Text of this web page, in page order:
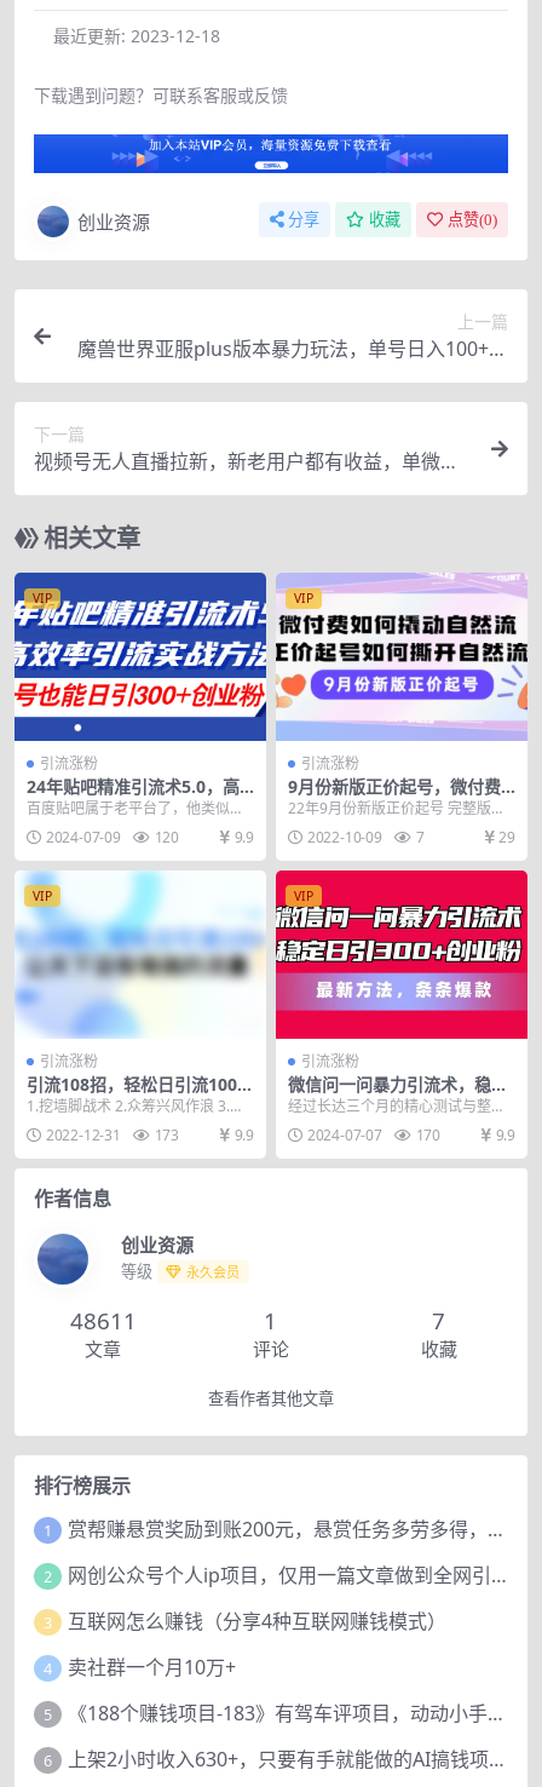
最近更新: 2023-12-18
下载遇到问题？可联系客服或反馈
创业资源 分享 收藏 点赞(0)
上一篇
魔兽世界亚服plus版本暴力玩法，单号日入100+，
可矩阵操作。
下一篇
视频号无人直播拉新，新老用户都有收益，单微信
一天50+
相关文章
VIP
引流涨粉
24年贴吧精准引流术5.0，高
效率引流实战方法，单号也能
日引300+创业粉
百度贴吧属于老平台了，他类似于
知识星球和豆瓣一样属于一个圈子
平台，在适合自己的圈...
2024-07-09 120 9.9
VIP
引流涨粉
9月份新版正价起号，微付费
如何撬动自然流，正价起号如
何撕开自然流
22年9月份新版正价起号 完整版详
细教学 微付费如何撬动自然流量 正
价起号如何撕...
2022-10-09 7 29
VIP
引流涨粉
引流108招，轻松日引流100
+人，让天下没有难搞的流量
1.挖墙脚战术 2.众筹兴风作浪 3.公
众号截流 4.微博投广告 5.知乎装羊
玩...2022-12-31 173 9.9
VIP
引流涨粉
微信问一问暴力引流术，稳定
日引300+创业粉，最新方法，
经过长达三个月的精心测试与整
理，我终于为大家呈现了这篇详尽
的问一问精准引流教程。...
2024-07-07 170 9.9
作者信息
创业资源
等级 永久会员
48611
文章
1
评论
7
收藏
查看作者其他文章
排行榜展示
1 赏帮赚悬赏奖励到账200元，悬赏任务多劳多得，人人可做。
2 网创公众号个人ip项目，仅用一篇文章做到全网引流！
3 互联网怎么赚钱（分享4种互联网赚钱模式）
4 卖社群一个月10万+
5 《188个赚钱项目-183》有驾车评项目，动动小手，复制粘贴赚44元！
6 上架2小时收入630+，只要有手就能做的AI搞钱项目，奶奶看完都能学会!